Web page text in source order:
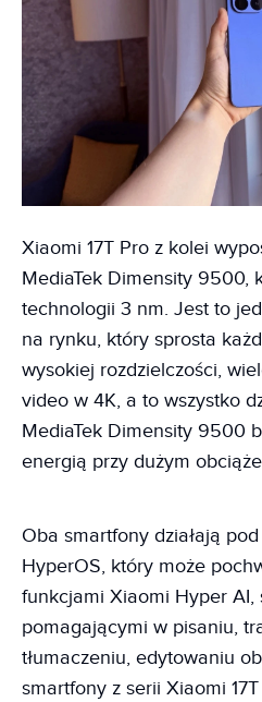
Xiaomi 17T Pro z kolei
MediaTek Dimensity 9500,
technologii 3 nm. Jest to
na rynku, który sprosta
wysokiej rozdzielczości,
video w 4K, a to wszystko
MediaTek Dimensity 9500
energią przy dużym
Oba smartfony działają
HyperOS, który może
funkcjami Xiaomi Hyper AI,
pomagającymi w pisaniu,
tłumaczeniu, edytowaniu
smartfony z serii Xiaomi